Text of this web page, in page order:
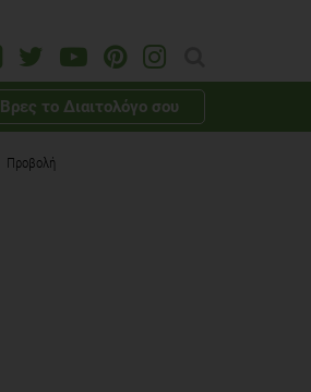
Βρες το Διαιτολόγο σου
Προβολή